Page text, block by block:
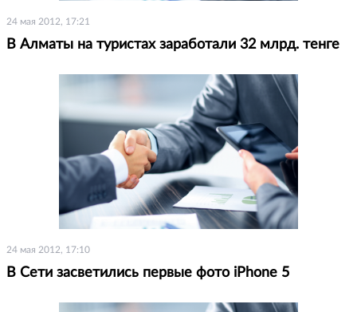
24 мая 2012, 17:21
В Алматы на туристах заработали 32 млрд. тенге
24 мая 2012, 17:10
В Сети засветились первые фото iPhone 5